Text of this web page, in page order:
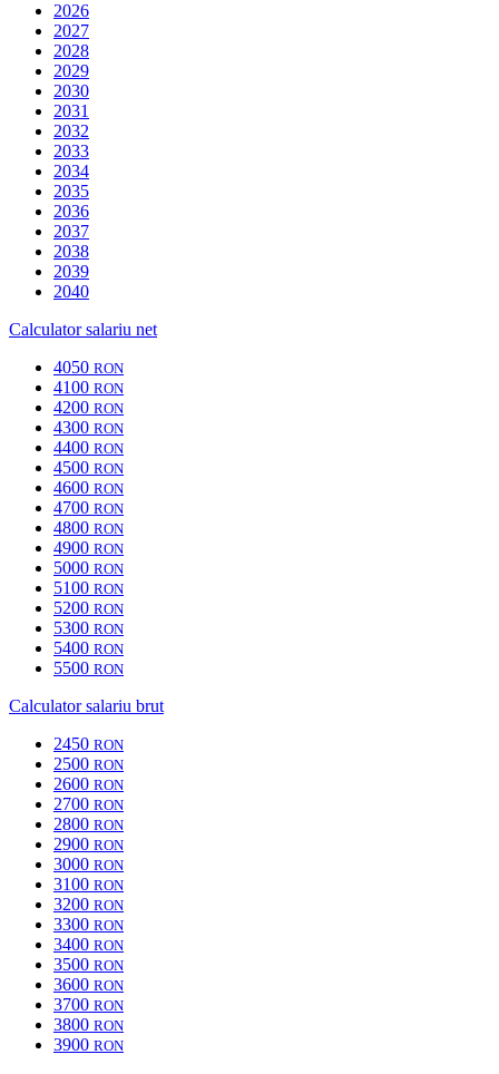
2026
2027
2028
2029
2030
2031
2032
2033
2034
2035
2036
2037
2038
2039
2040
Calculator salariu net
4050 RON
4100 RON
4200 RON
4300 RON
4400 RON
4500 RON
4600 RON
4700 RON
4800 RON
4900 RON
5000 RON
5100 RON
5200 RON
5300 RON
5400 RON
5500 RON
Calculator salariu brut
2450 RON
2500 RON
2600 RON
2700 RON
2800 RON
2900 RON
3000 RON
3100 RON
3200 RON
3300 RON
3400 RON
3500 RON
3600 RON
3700 RON
3800 RON
3900 RON